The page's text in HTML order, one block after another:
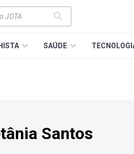
SAÚDE
Santos